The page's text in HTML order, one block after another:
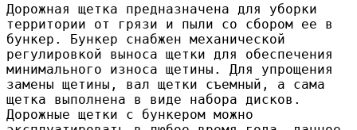
Дорожная щетка предназначена для уборки
территории от грязи и пыли со сбором ее в
бункер. Бункер снабжен механической
регулировкой выноса щетки для обеспечения
минимального износа щетины. Для упрощения
замены щетины, вал щетки съемный, а сама
щетка выполнена в виде набора дисков.
Дорожные щетки с бункером можно